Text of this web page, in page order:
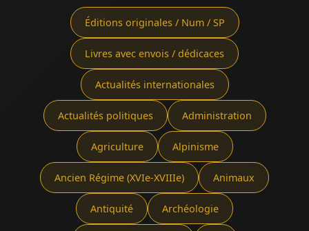
Éditions originales / Num / SP
Livres avec envois / dédicaces
Actualités internationales
Actualités politiques Administration
Agriculture Alpinisme
Ancien Régime (XVIe-XVIIIe) Animaux
Antiquité Archéologie